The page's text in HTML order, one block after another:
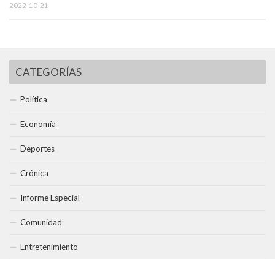
2022-10-21
CATEGORÍAS
Política
Economía
Deportes
Crónica
Informe Especial
Comunidad
Entretenimiento